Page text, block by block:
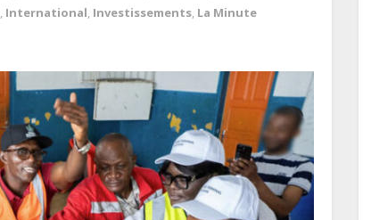
International Investissements La Minute